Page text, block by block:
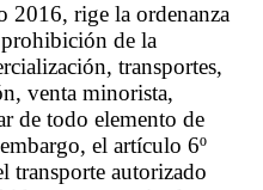
2016, rige la ordenanza
de la
transportes,
venta minorista,
de todo elemento de
el artículo 6º
transporte autorizado